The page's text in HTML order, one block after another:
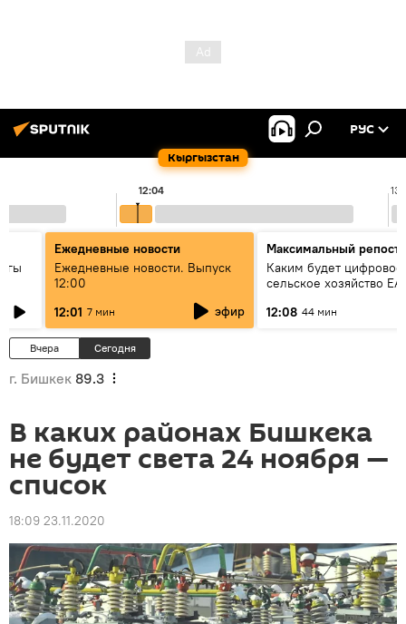
Кыргызстан
РУС
12:04
Ежедневные новости
Ежедневные новости. Выпуск
12:00
12:01 7 мин эфир
Максимальный репост
Каким будет цифровое
сельское хозяйство
12:08 44 мин
Вчера Сегодня
г. Бишкек 89.3
В каких районах Бишкека
не будет света 24 ноября —
список
18:09 23.11.2020